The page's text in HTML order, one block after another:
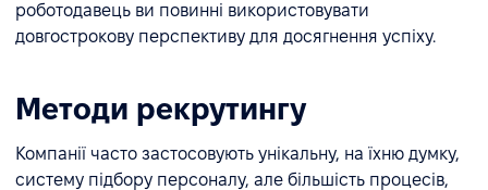
роботодавець ви повинні використовувати
довгострокову перспективу для досягнення успіху.
Методи рекрутингу
Компанії часто застосовують унікальну, на їхню думку,
систему підбору персоналу, але більшість процесів,